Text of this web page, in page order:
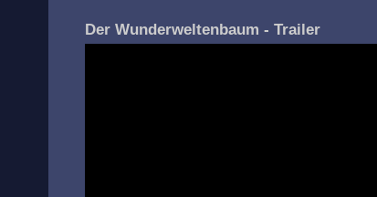
Der Wunderweltenbaum - Trailer